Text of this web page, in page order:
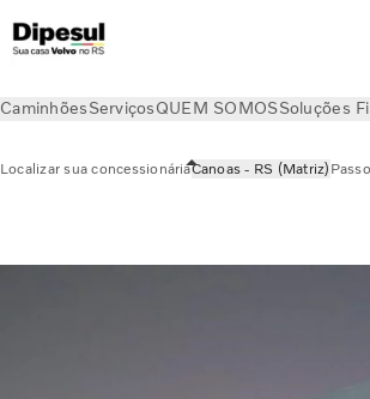
CaminhõesServiçosQUEM SOMOSSoluções
Localizar sua concessionáriaCanoas - RS (Matriz)